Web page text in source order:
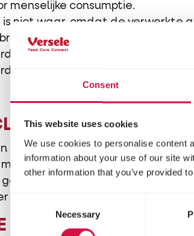
Consent
This website uses cookies
We use cookies to personalise content
information about your use of our site
other information that you’ve provided
Necessary
menselijke consumptie.
is niet waar, omdat de verwerkte
voor onze kattenbrokjes,
zijn als de
voor menselijke
besluiten dat aardappelen een
verteerbaar zetmeel,
gekookt zijn en geen blaadjes of
zijn verwerkte aardappelen die
NOG MEER VRAGEN?